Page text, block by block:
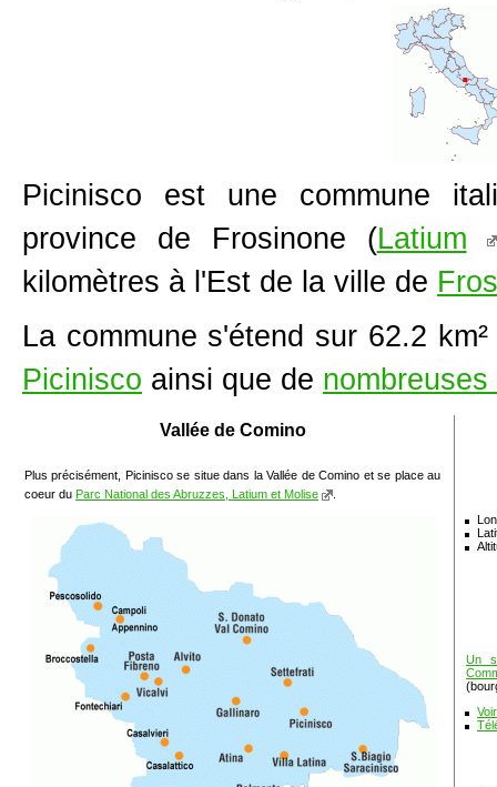
Picinisco est une commune
province de Frosinone (Latium
kilomètres à l'Est de la ville de
La commune s'étend sur 62.2
Picinisco ainsi que de
Vallée de Comino
Plus précisément, Picinisco se situe dans la Vallée de Comino et se place au
coeur du Parc National des Abruzzes, Latium et Molise
Un